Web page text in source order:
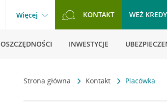
Więcej KONTAKT WEŹ
OSZCZĘDNOŚCI INWESTYCJE
Strona główna Kontakt Placówka